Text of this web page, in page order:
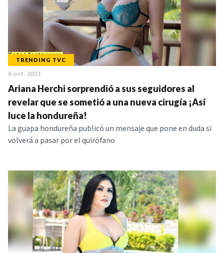
TRENDING TVC
6 oct. 2021
Ariana Herchi sorprendió a sus seguidores al
revelar que se sometió a una nueva cirugía ¡Así
luce la hondureña!
La guapa hondureña publicó un mensaje que pone en duda si
volverá a pasar por el quirófano